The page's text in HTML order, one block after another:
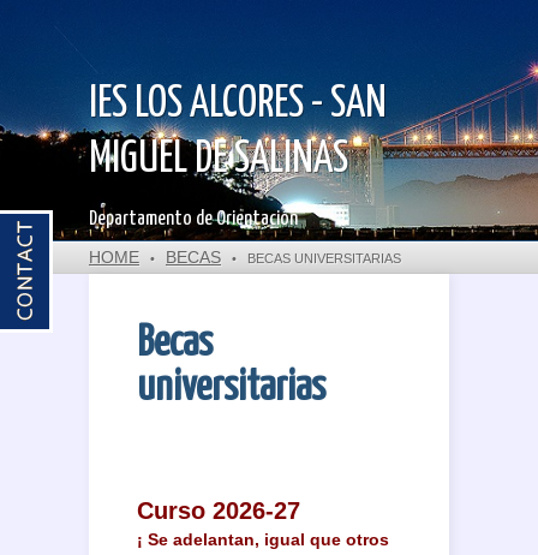
IES LOS ALCORES - SAN
MIGUEL DE SALINAS
Departamento de Orientación
HOME • BECAS • BECAS UNIVERSITARIAS
Becas
universitarias
Curso 2026-27
¡ Se adelantan, igual que otros